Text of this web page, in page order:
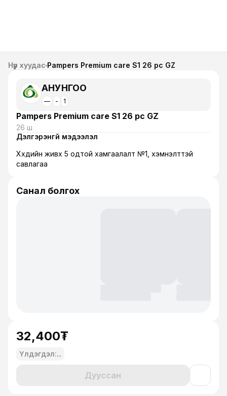
Нүүр хуудас Pampers Premium care S1 26 pc GZ
АНУНГОО
— - 1
Pampers Premium care S1 26 pc GZ
26 ш
Дэлгэрэнгүй мэдээлэл
Хүүхдийн живх 5 одтой хамгаалалт №1, хэмнэлттэй
савлагаа
Санал болгох
32,400₮
Үлдэгдэл:...
Дууссан